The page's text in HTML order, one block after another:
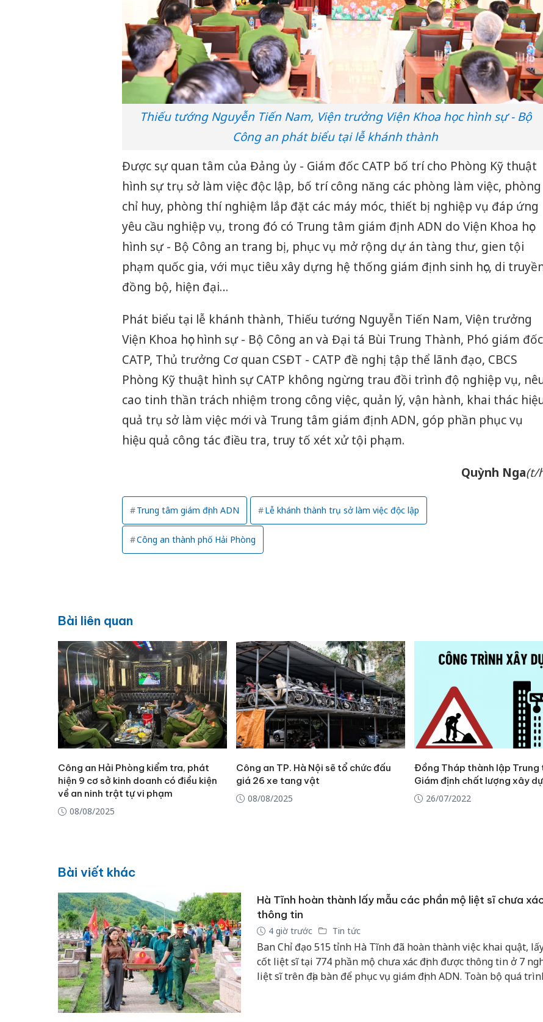
Thiếu tướng Nguyễn Tiến Nam, Viện trưởng Viện Khoa học hình sự - Bộ
Công an phát biểu tại lễ khánh thành
Được sự quan tâm của Đảng ủy - Giám đốc CATP bố trí cho Phòng Kỹ thuật
hình sự trụ sở làm việc độc lập, bố trí công năng các phòng làm việc, phòng
chỉ huy, phòng thí nghiệm lắp đặt các máy móc, thiết bị nghiệp vụ đáp ứng
yêu cầu nghiệp vụ, trong đó có Trung tâm giám định ADN do Viện Khoa học
hình sự - Bộ Công an trang bị, phục vụ mở rộng dự án tàng thư, gien tội
phạm quốc gia, với mục tiêu xây dựng hệ thống giám định sinh học, di
đồng bộ, hiện đại…
Phát biểu tại lễ khánh thành, Thiếu tướng Nguyễn Tiến Nam, Viện trưởng
Viện Khoa học hình sự - Bộ Công an và Đại tá Bùi Trung Thành, Phó giám đốc
CATP, Thủ trưởng Cơ quan CSĐT - CATP đề nghị tập thể lãnh đạo, CBCS
Phòng Kỹ thuật hình sự CATP không ngừng trau đồi trình độ nghiệp vụ,
cao tinh thần trách nhiệm trong công việc, quản lý, vận hành, khai thác
quả trụ sở làm việc mới và Trung tâm giám định ADN, góp phần phục vụ
hiệu quả công tác điều tra, truy tố xét xử tội phạm.
Quỳnh Nga(t/
Trung tâm giám định ADN Lễ khánh thành trụ sở làm việc độc lập
Công an thành phố Hải Phòng
Bài liên quan
Công an Hải Phòng kiểm tra, phát
hiện 9 cơ sở kinh doanh có điều kiện
về an ninh trật tự vi phạm
08/08/2025
Công an TP. Hà Nội sẽ tổ chức đấu
giá 26 xe tang vật
08/08/2025
Đồng Tháp thành lập Trung
Giám định chất lượng xây
26/07/2022
Bài viết khác
Hà Tĩnh hoàn thành lấy mẫu các phần mộ liệt sĩ chưa
thông tin
4 giờ trước Tin tức
Ban Chỉ đạo 515 tỉnh Hà Tĩnh đã hoàn thành việc khai quật,
cốt liệt sĩ tại 774 phần mộ chưa xác định được thông tin ở 7
liệt sĩ trên địa bàn để phục vụ giám định ADN. Toàn bộ quá
công
sản